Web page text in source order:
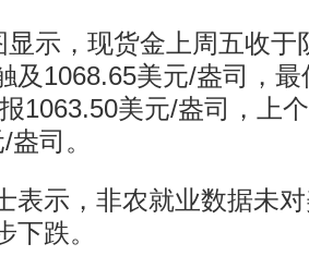
，现货金上周五收于
及1068.65美元/盎司，
1063.50美元/盎司，上
司。
示，非农就业数据未对
下跌。